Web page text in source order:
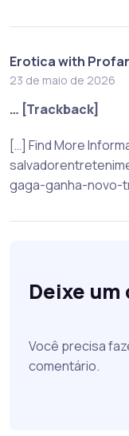
Erotica with
23 de maio de 2026
… [Trackback]
[…] Find More
gaga-ganha-novo-
Deixe
Você precisa
comentário.